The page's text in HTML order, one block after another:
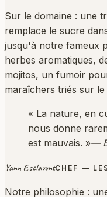
Sur le domaine : une
remplace le sucre
jusqu'à notre fameux
herbes aromatiques,
mojitos, un fumoir
maraîchers triés sur le
« La nature, en
nous donne
est mauvais. »—
Yann EsclavontCHEF —
Notre philosophie :